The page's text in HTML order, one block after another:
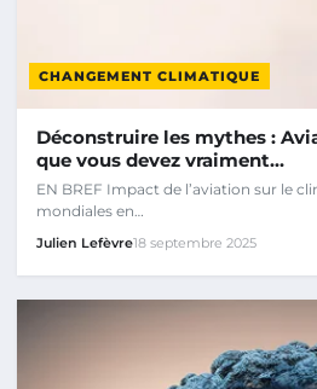
CHANGEMENT CLIMATIQUE
Déconstruire les mythes :
que vous devez vraiment…
EN BREF Impact de l’aviation sur le
mondiales en…
Julien Lefèvre18 septembre 2025